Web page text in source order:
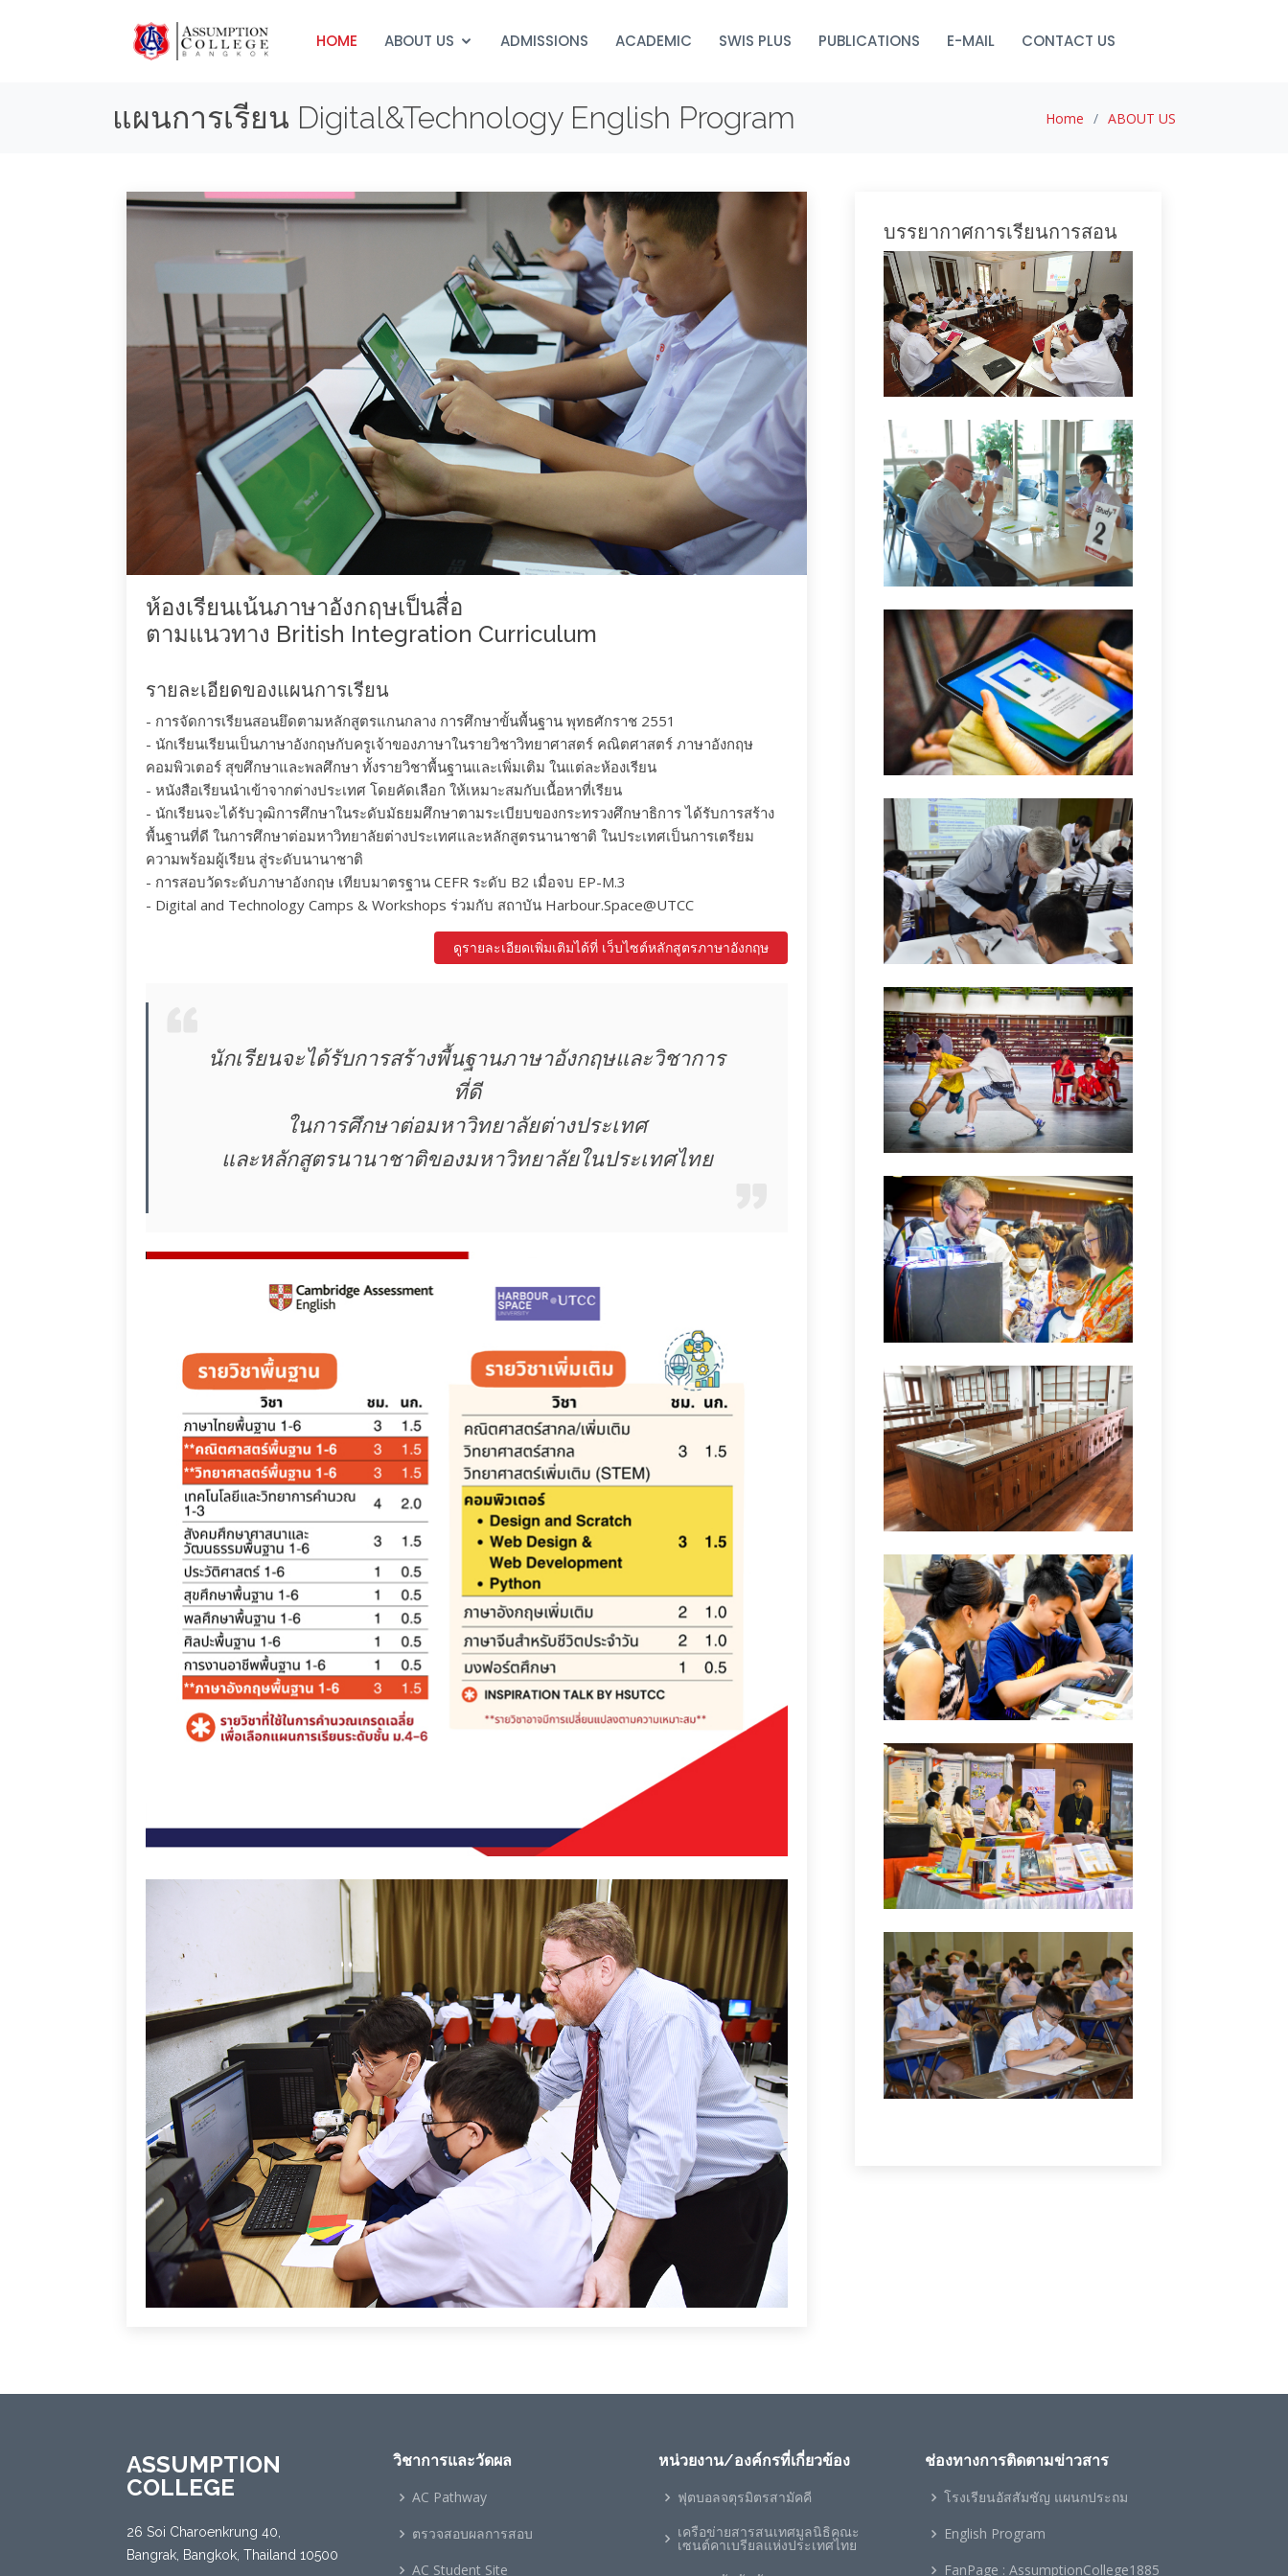
HOME ABOUT US ADMISSIONS ACADEMIC SWIS PLUS PUBLICATIONS E-MAIL CONTACT US
แผนการเรียน Digital&Technology English Program Home ABOUT US
ห้องเรียนเน้นภาษาอังกฤษเป็นสื่อ
ตามแนวทาง British Integration Curriculum
รายละเอียดของแผนการเรียน
- การจัดการเรียนสอนยึดตามหลักสูตรแกนกลาง การศึกษาขั้นพื้นฐาน พุทธศักราช 2551
- นักเรียนเรียนเป็นภาษาอังกฤษกับครูเจ้าของภาษาในรายวิชาวิทยาศาสตร์ คณิตศาสตร์ ภาษาอังกฤษ
คอมพิวเตอร์ สุขศึกษาและพลศึกษา ทั้งรายวิชาพื้นฐานและเพิ่มเติม ในแต่ละห้องเรียน
- หนังสือเรียนนำเข้าจากต่างประเทศ โดยคัดเลือก ให้เหมาะสมกับเนื้อหาที่เรียน
- นักเรียนจะได้รับวุฒิการศึกษาในระดับมัธยมศึกษาตามระเบียบของกระทรวงศึกษาธิการ ได้รับการสร้าง
พื้นฐานที่ดี ในการศึกษาต่อมหาวิทยาลัยต่างประเทศและหลักสูตรนานาชาติ ในประเทศเป็นการเตรียม
ความพร้อมผู้เรียน สู่ระดับนานาชาติ
- การสอบวัดระดับภาษาอังกฤษ เทียบมาตรฐาน CEFR ระดับ B2 เมื่อจบ EP-M.3
- Digital and Technology Camps & Workshops ร่วมกับ สถาบัน Harbour.Space@UTCC
ดูรายละเอียดเพิ่มเติมได้ที่ เว็บไซต์หลักสูตรภาษาอังกฤษ
นักเรียนจะได้รับการสร้างพื้นฐานภาษาอังกฤษและวิชาการ
ที่ดี
ในการศึกษาต่อมหาวิทยาลัยต่างประเทศ
และหลักสูตรนานาชาติของมหาวิทยาลัยในประเทศไทย
บรรยากาศการเรียนการสอน
ASSUMPTION
COLLEGE
26 Soi Charoenkrung 40,
Bangrak, Bangkok, Thailand 10500
วิชาการและวัดผล
AC Pathway
ตรวจสอบผลการสอบ
AC Student Site
หน่วยงาน/องค์กรที่เกี่ยวข้อง
ฟุตบอลจตุรมิตรสามัคคี
เครือข่ายสารสนเทศมูลนิธิคณะ
เซนต์คาเบรียลแห่งประเทศไทย
ช่องทางการติดตามข่าวสาร
โรงเรียนอัสสัมชัญ แผนกประถม
English Program
FanPage : AssumptionCollege1885